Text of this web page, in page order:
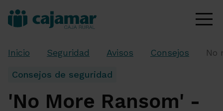
Inicio Seguridad Avisos Consejos No
Consejos de seguridad
'No More Ransom' -